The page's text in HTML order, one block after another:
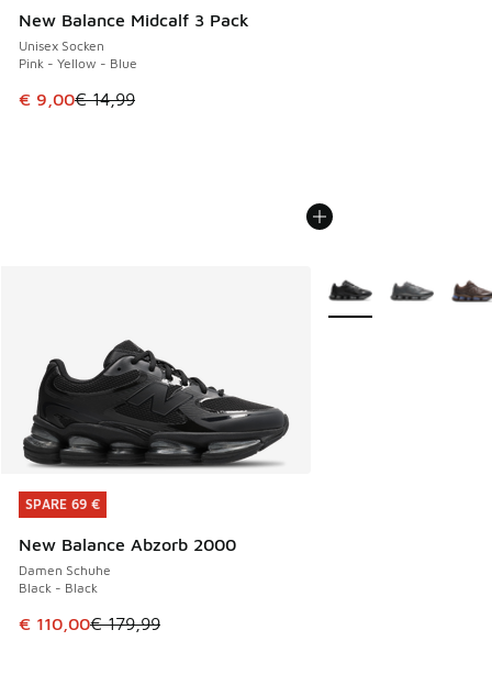
New Balance Midcalf 3 Pack
Unisex Socken
Pink - Yellow - Blue
Dieser Artikel ist im Sale. Der Preis ist von € 14,99 auf €
€ 9,00€ 14,99
SPARE 69 €
New Balance Abzorb 2000
Damen Schuhe
Black - Black
Dieser Artikel ist im Sale. Der Preis ist von € 179,99 auf €
€ 110,00€ 179,99
SPARE 69 €
Weitere Farben